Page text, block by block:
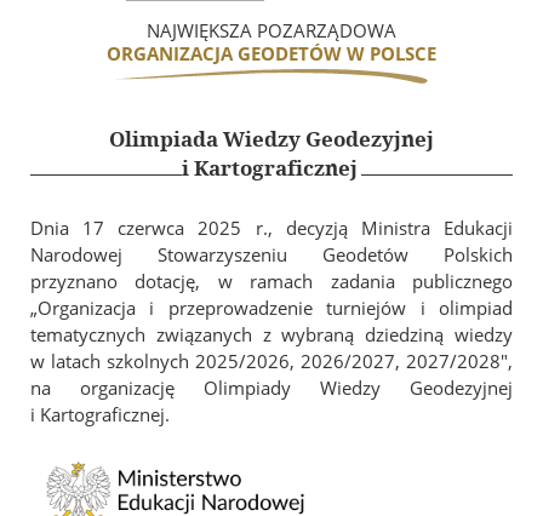
NAJWIĘKSZA POZARZĄDOWA
ORGANIZACJA GEODETÓW W POLSCE
Zostań członkiem
Nasze referencje
Geodezyjna Osnowa Pamięci
Rzeczoznawcy SGP
Szkolenia i Konferencje
Kalendarz wydarzeń
Szkolenia
Konferencja GSW 2027
Olimpiada Wiedzy Geodezyjnej i Kartograficznej
Olimpiada Wiedzy Geodezyjnej
i Kartograficznej
Dnia 17 czerwca 2025 r., decyzją Ministra Edukacji
Narodowej Stowarzyszeniu Geodetów Polskich
przyznano dotację, w ramach zadania publicznego
„Organizacja i przeprowadzenie turniejów i olimpiad
tematycznych związanych z wybraną dziedziną wiedzy
w latach szkolnych 2025/2026, 2026/2027, 2027/2028″,
na organizację Olimpiady Wiedzy Geodezyjnej
i Kartograficznej.